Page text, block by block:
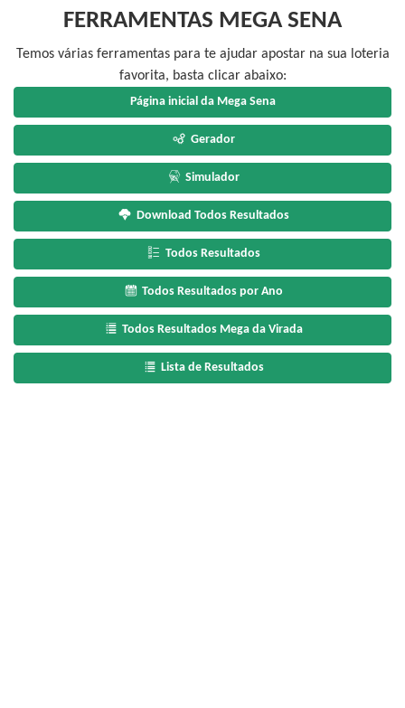
FERRAMENTAS MEGA SENA
Temos várias ferramentas para te ajudar apostar na sua loteria
favorita, basta clicar abaixo:
Página inicial da Mega Sena
Gerador
Simulador
Download Todos Resultados
Todos Resultados
Todos Resultados por Ano
Todos Resultados Mega da Virada
Lista de Resultados